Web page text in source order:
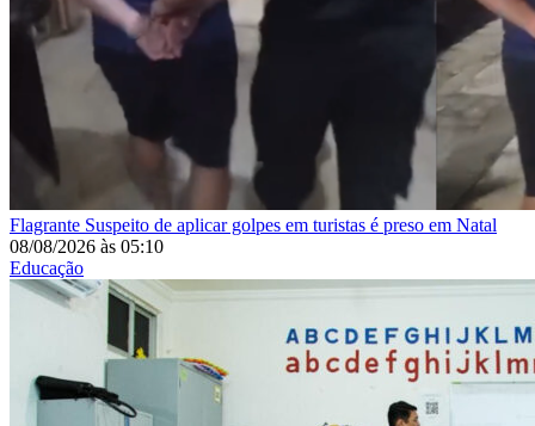
Flagrante Suspeito de aplicar golpes em turistas é preso em Natal
08/08/2026 às 05:10
Educação